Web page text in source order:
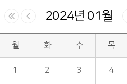
2024년 01월
월 화 수 목
1 2 3 4